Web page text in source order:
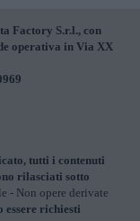
Factory S.r.l., con
operativa in Via XX
tutti i contenuti
rilasciati sotto
- Non opere derivate
essere richiesti